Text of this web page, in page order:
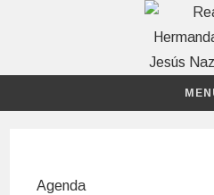
Agenda